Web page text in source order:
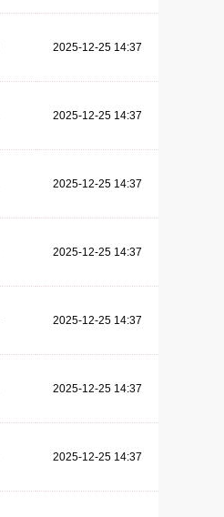
2025-12-25 14:37
2025-12-25 14:37
2025-12-25 14:37
2025-12-25 14:37
2025-12-25 14:37
2025-12-25 14:37
2025-12-25 14:37